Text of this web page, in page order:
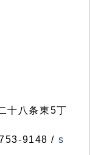
十八条東5丁
9148 / s